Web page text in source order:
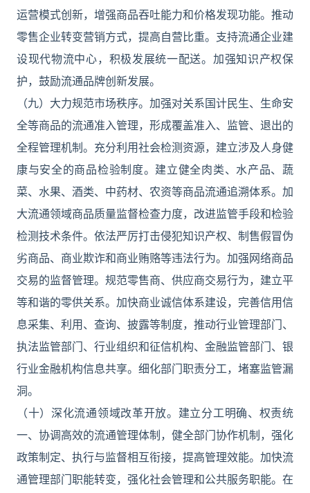
运营模式创新，增强商品吞吐能力和价格发现功能。推动
零售企业转变营销方式，提高自营比重。支持流通企业建
设现代物流中心，积极发展统一配送。加强知识产权保
护，鼓励流通品牌创新发展。
（九）大力规范市场秩序。加强对关系国计民生、生命安
全等商品的流通准入管理，形成覆盖准入、监管、退出的
全程管理机制。充分利用社会检测资源，建立涉及人身健
康与安全的商品检验制度。建立健全肉类、水产品、蔬
菜、水果、酒类、中药材、农资等商品流通追溯体系。加
大流通领域商品质量监督检查力度，改进监管手段和检验
检测技术条件。依法严厉打击侵犯知识产权、制售假冒伪
劣商品、商业欺诈和商业贿赂等违法行为。加强网络商品
交易的监督管理。规范零售商、供应商交易行为，建立平
等和谐的零供关系。加快商业诚信体系建设，完善信用信
息采集、利用、查询、披露等制度，推动行业管理部门、
执法监管部门、行业组织和征信机构、金融监管部门、银
行业金融机构信息共享。细化部门职责分工，堵塞监管漏
洞。
（十）深化流通领域改革开放。建立分工明确、权责统
一、协调高效的流通管理体制，健全部门协作机制，强化
政策制定、执行与监督相互衔接，提高管理效能。加快流
通管理部门职能转变，强化社会管理和公共服务职能。在